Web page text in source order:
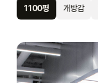
1100평 개방감